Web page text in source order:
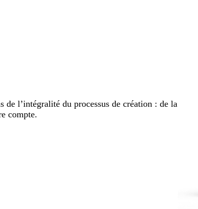
de l’intégralité du processus de création : de la
compte.